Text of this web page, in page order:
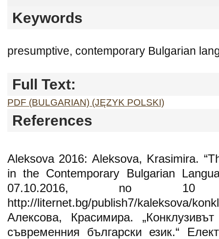
Keywords
presumptive, contemporary Bulgarian
Full Text:
PDF (BULGARIAN) (JĘZYK POLSKI)
References
Aleksova 2016: Aleksova, Krasimira.
in the Contemporary Bulgarian
07.10.2016, no 10
http://liternet.bg/publish7/kaleksova/
Алексова, Красимира.
съвременния български език.“